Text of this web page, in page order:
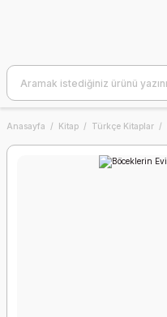
Anasayfa Kitap Türkçe Kitaplar